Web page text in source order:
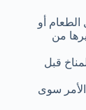
أو
من
قبل
سوى